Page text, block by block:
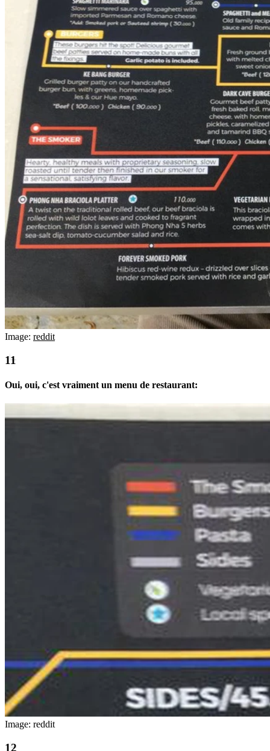
Image: reddit
Oui, oui, c'est vraiment un menu de restaurant:
Image: reddit